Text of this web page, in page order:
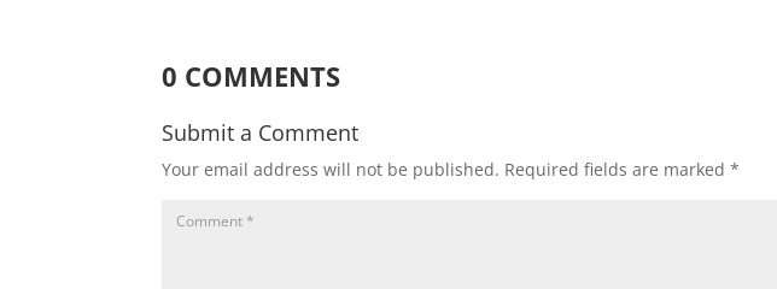
0 COMMENTS
Submit a Comment
Your email address will not be published. Required fields are marked*